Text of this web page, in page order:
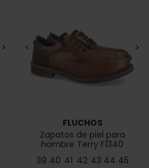
> < >
FLUCHOS
Zapatos de piel para
hombre Terry F1340
39 40 41 42 43 44 45